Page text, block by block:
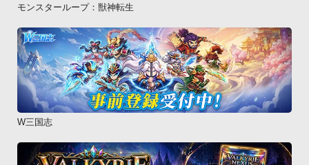
モンスターループ：獣神転生
W三国志